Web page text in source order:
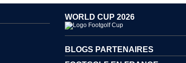
WORLD CUP 2026
BLOGS PARTENAIRES